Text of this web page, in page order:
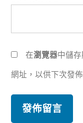
在瀏覽器中儲
網址，以供下次發